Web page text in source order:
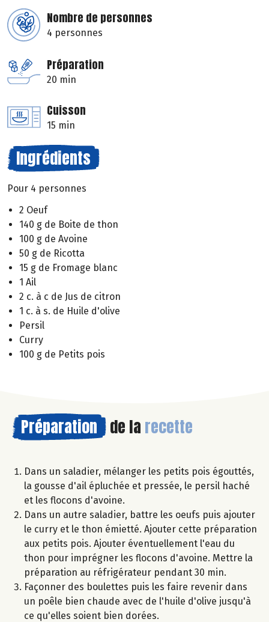
Nombre de personnes
4 personnes
Préparation
20 min
Cuisson
15 min
Ingrédients
Pour 4 personnes
2 Oeuf
140 g de Boite de thon
100 g de Avoine
50 g de Ricotta
15 g de Fromage blanc
1 Ail
2 c. à c de Jus de citron
1 c. à s. de Huile d'olive
Persil
Curry
100 g de Petits pois
Préparation de la recette
Dans un saladier, mélanger les petits pois égouttés,
la gousse d'ail épluchée et pressée, le persil haché
et les flocons d'avoine.
Dans un autre saladier, battre les oeufs puis ajouter
le curry et le thon émietté. Ajouter cette préparation
aux petits pois. Ajouter éventuellement l'eau du
thon pour imprégner les flocons d'avoine. Mettre la
préparation au réfrigérateur pendant 30 min.
Façonner des boulettes puis les faire revenir dans
un poêle bien chaude avec de l'huile d'olive jusqu'à
ce qu'elles soient bien dorées.